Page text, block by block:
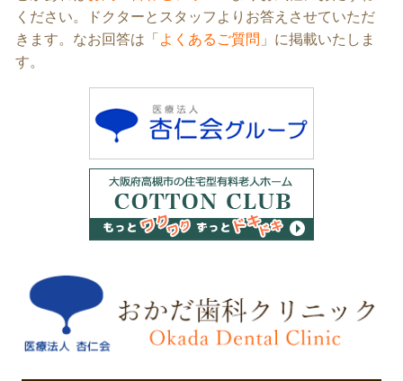
の
リ
ン
ください。ドクターとスタッフよりお答えさせていただ
きます。なお回答は「よくあるご質問 」に掲載いたしま
す。